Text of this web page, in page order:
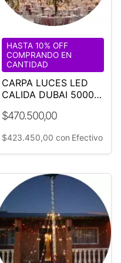
CARPA LUCES LED
CALIDA DUBAI 5000
$470.500,00
HASTA 10% OFF
COMPRANDO EN
CANTIDAD
$423.450,00 con Efectivo